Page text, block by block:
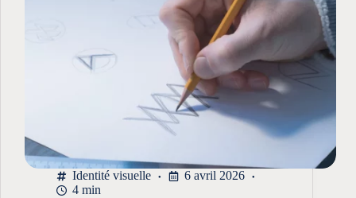
Identité visuelle
6 avril 2026
4 min